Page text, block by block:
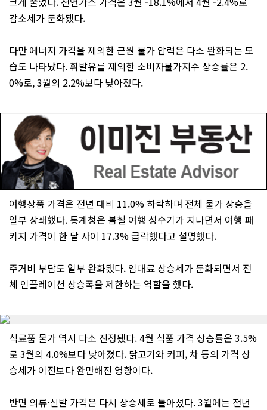
감소세가 둔화됐다.
다만 에너지 가격을 제외한 근원 물가 압력은 다소 완화되는 모
습도 나타났다. 휘발유를 제외한 소비자물가지수 상승률은 2.
0%로, 3월의 2.2%보다 낮아졌다.
여행상품 가격은 전년 대비 11.0% 하락하며 전체 물가 상승을
일부 상쇄했다. 통계청은 봄철 여행 성수기가 지나면서 여행 패
키지 가격이 한 달 사이 17.3% 급락했다고 설명했다.
주거비 부담도 일부 완화됐다. 임대료 상승세가 둔화되면서 전
체 인플레이션 상승폭을 제한하는 역할을 했다.
식료품 물가 역시 다소 진정됐다. 4월 식품 가격 상승률은 3.5%
로 3월의 4.0%보다 낮아졌다. 닭고기와 커피, 차 등의 가격 상
승세가 이전보다 완만해진 영향이다.
반면 의류·신발 가격은 다시 상승세로 돌아섰다. 3월에는 전년